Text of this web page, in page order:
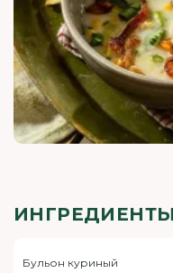
ИНГРЕДИЕНТЫ
Бульон куриный